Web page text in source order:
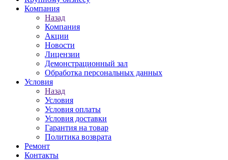
Компания
Назад
Компания
Акции
Новости
Лицензии
Демонстрационный зал
Обработка персональных данных
Условия
Назад
Условия
Условия оплаты
Условия доставки
Гарантия на товар
Политика возврата
Ремонт
Контакты